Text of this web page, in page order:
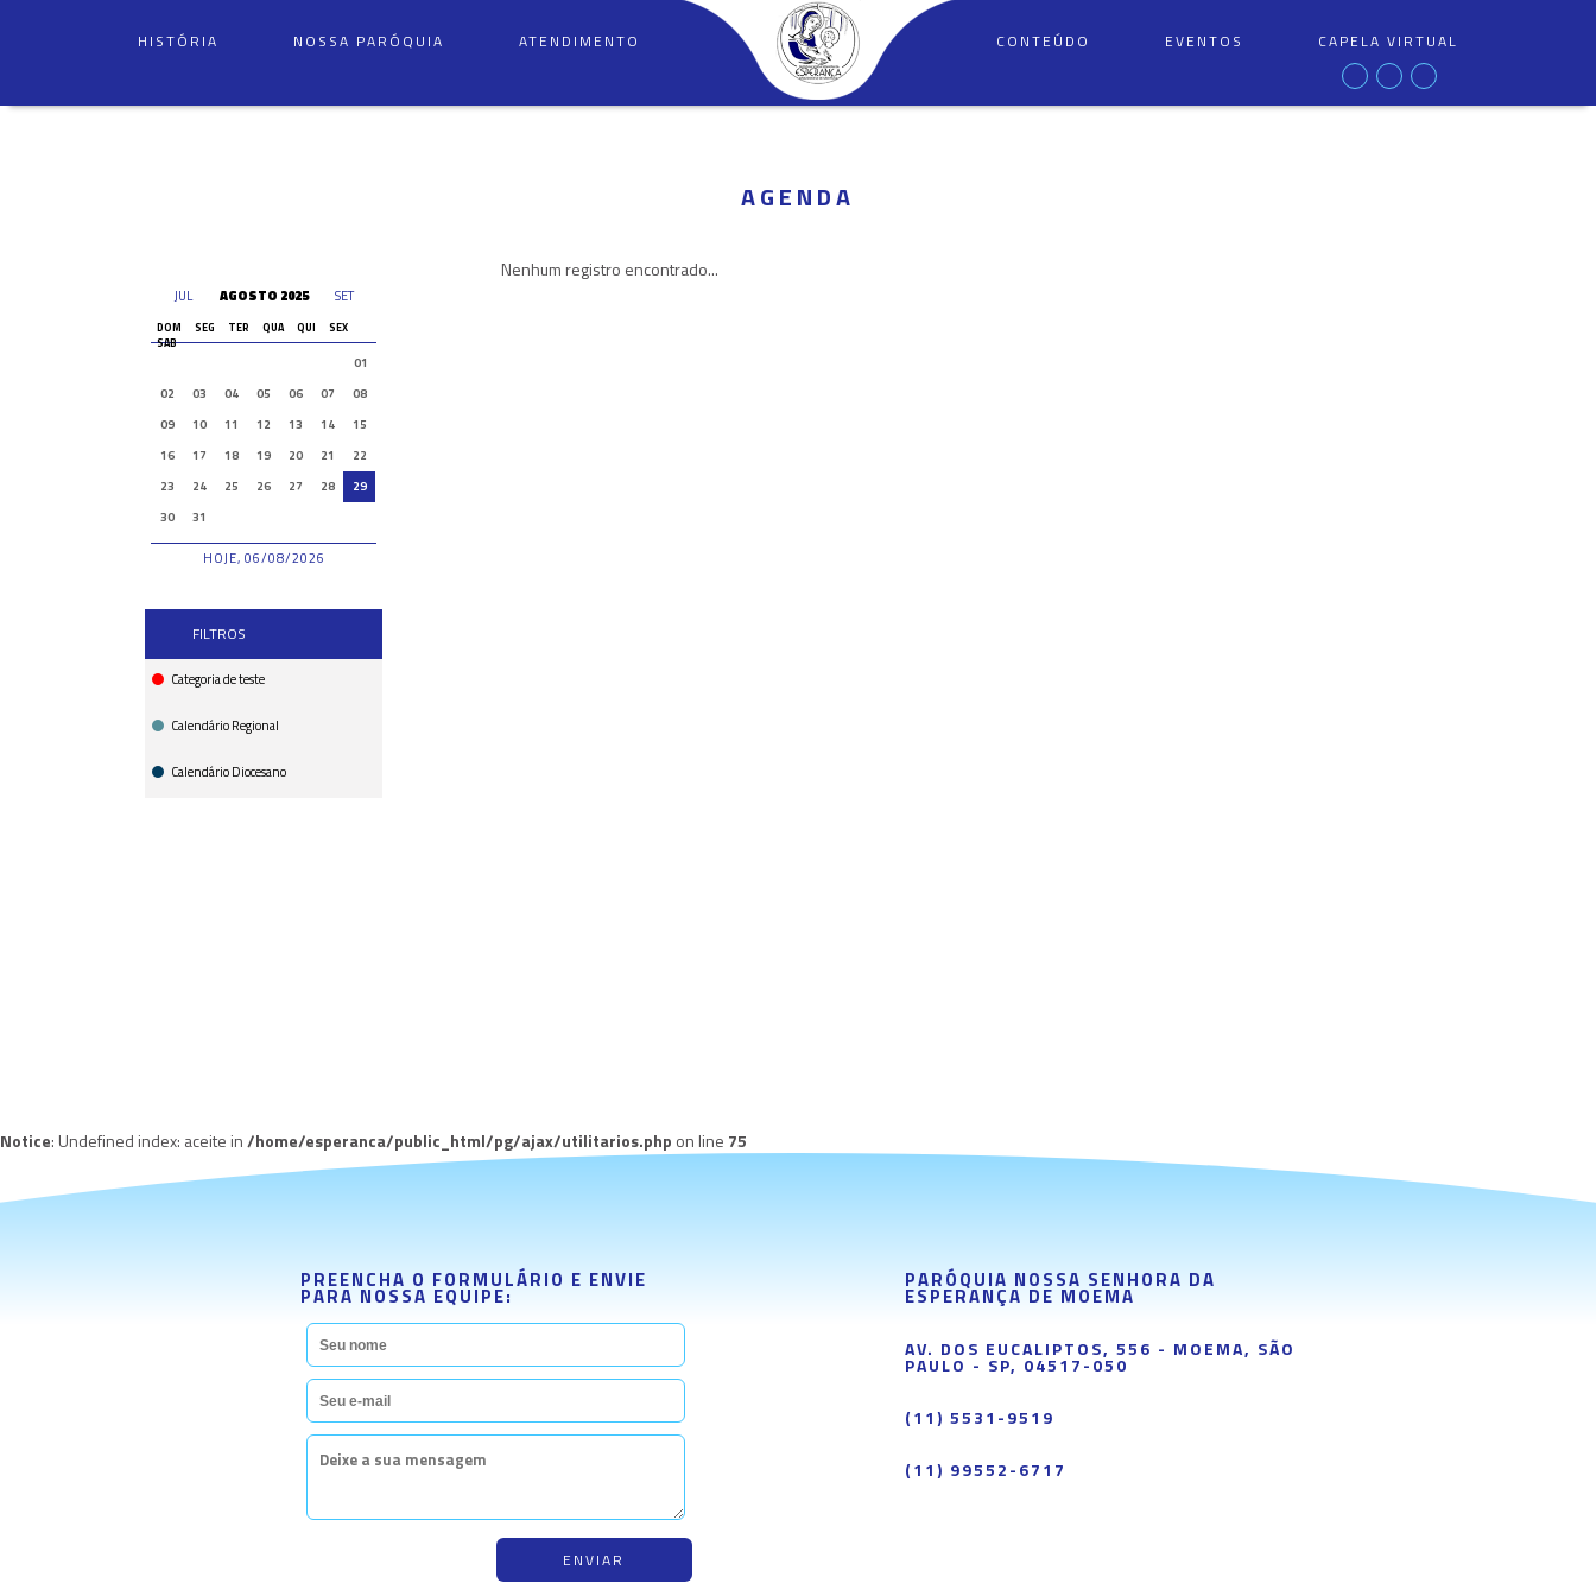
HISTÓRIA NOSSA PARÓQUIA ATENDIMENTO CONTEÚDO EVENTOS CAPELA VIRTUAL
AGENDA
JUL AGOSTO 2025 SET
DOM SEG TER QUA QUI
SEX
SAB
01
02
03 04 05 06 07
08
09
10 11 12 13 14
15
16
17 18 19 20 21
22
23
24 25 26 27 28
29
30
31
HOJE, 06/08/2026
FILTROS
Categoria de teste
Calendário Regional
Calendário Diocesano
Nenhum registro encontrado...
Notice: Undefined index: aceite in/home/esperanca/public_html/pg/ajax/utilitarios.php on line 75
PREENCHA O FORMULÁRIO E ENVIE
PARA NOSSA EQUIPE:
PARÓQUIA NOSSA SENHORA DA
ESPERANÇA DE MOEMA
AV. DOS EUCALIPTOS, 556 - MOEMA, SÃO
PAULO - SP, 04517-050
(11) 5531-9519
(11) 99552-6717